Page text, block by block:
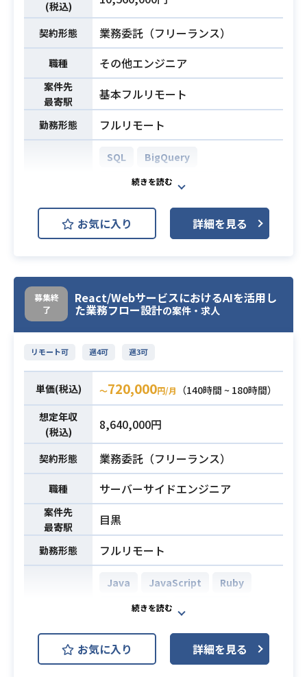
ユースケースの検討
・ROI試算および投資対効果の可視化
・ステークホルダーとの合意形成、
課題・リスク管理、SIベンダーコン
トロール
・プロジェクトマネジメント経験（5
年以上）
・大規模または基幹システムにおけ
るPM経験
テークホルダー調整の経験
・業務要件定義のリード経験
(税込)
契約形態 業務委託（フリーランス）
職種 その他エンジニア
案件先
最寄駅
基本フルリモート
勤務形態 フルリモート
SQL
BigQuery
AWS (Amazon Web Services)
Git
GitHub
本ポジションでは、店舗事業におけ
実装・改善まで一気通貫でご担当い
ただきます。
事業部と密に連携しながら、現場課
※ご経験・スキルに応じて、担当領
域や裁量は柔軟にお任せいたしま
す。
▼事業部向けDX・業務基盤の構築
・現場に最適化したUI設計・構築
AppSheetやGoogleスプレッドシ
ートを活用し、現場スタッフが直感
的に操作できる入力・管理画面を構
築
・業務プロセスのデジタル化
CRM（顧客管理）、請求管理、予
約管理など、各種業務フローの設計
およびシステム化
・事業部との伴走型開発
現場担当者へのヒアリングをもと
に、要件定義〜実装〜リリース後の
改善までをスピーディに推進
▼クラウド・AIを活用したシステム
構築
お気に入り 詳細を見る
募集終
了
React/WebサービスにおけるAIを活用し
た業務フロー設計の案件・求人
リモート可 週4可 週3可
単価(税込) 〜720,000円/月
（140時間 ~ 180時間）
想定年収
(税込)
8,640,000円
契約形態 業務委託（フリーランス）
職種 サーバーサイドエンジニア
案件先
最寄駅
目黒
勤務形態 フルリモート
Java JavaScript
Ruby
TypeScript
Docker
Git
GitHub
Figma
お気に入り 詳細を見る